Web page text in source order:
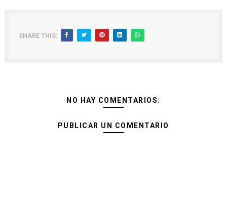
SHARE THIS:
NO HAY COMENTARIOS:
PUBLICAR UN COMENTARIO